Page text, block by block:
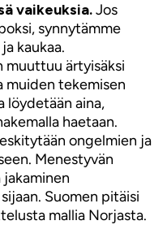
vaikeuksia.Jos
synnytämme
kaukaa.
muuttuu ärtyisäksi
muiden tekemisen
löydetään aina,
haetaan.
ongelmien ja
Menestyvän
Suomen pitäisi
mallia Norjasta.